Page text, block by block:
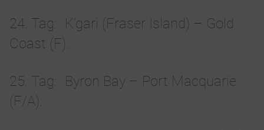
24. Tag
K'gari (Fraser Island) – Gold
Coast (F).
25. Tag
Byron Bay – Port Macquarie
(F/A).